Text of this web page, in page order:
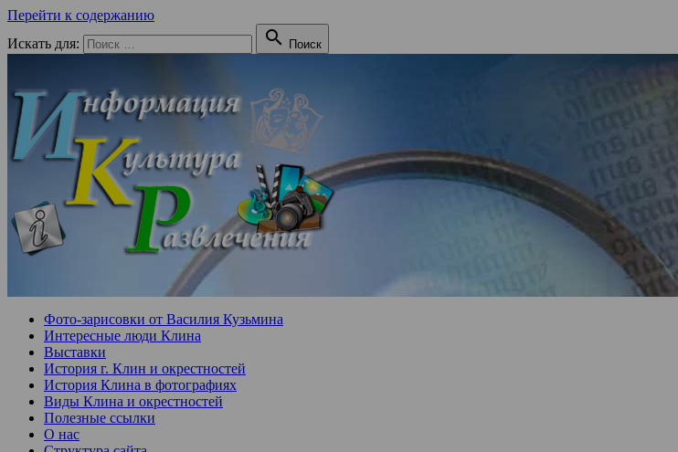
Перейти к содержанию
Искать для:
 Поиск
Фото-зарисовки от Василия Кузьмина
Интересные люди Клина
Выставки
История г. Клин и окрестностей
История Клина в фотографиях
Виды Клина и окрестностей
Полезные ссылки
О нас